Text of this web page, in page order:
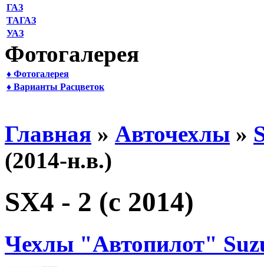
ГАЗ
ТАГАЗ
УАЗ
Фотогалерея
♦ Фотогалерея
♦ Варианты Расцветок
Главная » Авточехлы »
(2014-н.в.)
SX4 - 2 (с 2014)
Чехлы "Автопилот"